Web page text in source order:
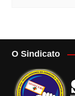
O Sindicato